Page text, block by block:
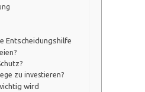
Entscheidungshilfe
zu investieren?
wird